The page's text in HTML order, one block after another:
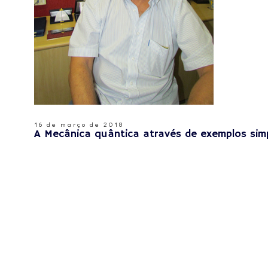
16 de março de 2018
A Mecânica quântica através de exemplos